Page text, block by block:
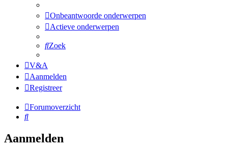
Onbeantwoorde onderwerpen
Actieve onderwerpen
Zoek
V&A
Aanmelden
Registreer
Forumoverzicht
Zoek
Aanmelden